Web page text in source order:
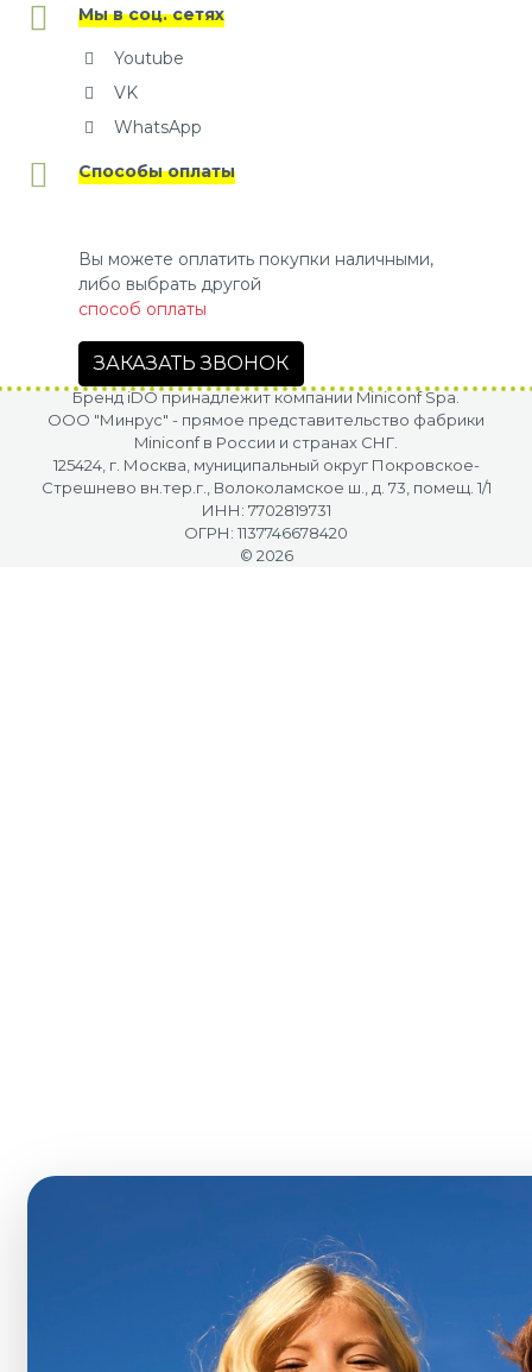
Мы в соц. сетях
Youtube
VK
WhatsApp
Способы оплаты
Вы можете оплатить покупки наличными,
либо выбрать другой
способ оплаты
ЗАКАЗАТЬ ЗВОНОК
Бренд iDO принадлежит компании Miniconf Spa.
OOO "Минрус" - прямое представительство фабрики
Miniconf в России и странах СНГ.
125424, г. Москва, муниципальный округ Покровское-
Стрешнево вн.тер.г., Волоколамское ш., д. 73, помещ. 1/1
ИНН: 7702819731
ОГРН: 1137746678420
© 2026